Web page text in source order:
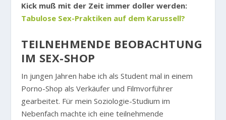
Kick muß mit der Zeit immer doller werden:
Tabulose Sex-Praktiken auf dem Karussell?
TEILNEHMENDE BEOBACHTUNG
IM SEX-SHOP
In jungen Jahren habe ich als Student mal in einem
Porno-Shop als Verkäufer und Filmvorführer
gearbeitet. Für mein Soziologie-Studium im
Nebenfach machte ich eine teilnehmende